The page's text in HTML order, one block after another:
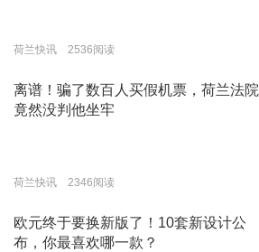
荷兰快讯 2536阅读
离谱！骗了数百人买假机票，荷兰法院
竟然没判他坐牢
荷兰快讯 2346阅读
欧元终于要换新版了！10套新设计公
布，你最喜欢哪一款？